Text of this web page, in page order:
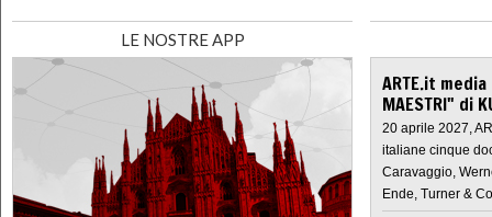
LE NOSTRE APP
ARTE.it
MAESTRI" di
20 aprile 2027,
italiane cinque
Caravaggio,
Ende, Turner &